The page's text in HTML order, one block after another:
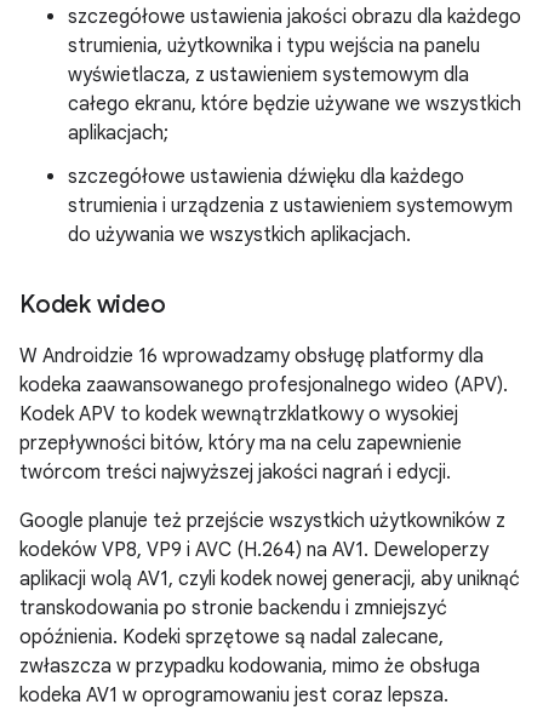
szczegółowe ustawienia jakości obrazu dla każdego
strumienia, użytkownika i typu wejścia na panelu
wyświetlacza, z ustawieniem systemowym dla
całego ekranu, które będzie używane we wszystkich
aplikacjach;
szczegółowe ustawienia dźwięku dla każdego
strumienia i urządzenia z ustawieniem systemowym
do używania we wszystkich aplikacjach.
Kodek wideo
W Androidzie 16 wprowadzamy obsługę platformy dla
kodeka zaawansowanego profesjonalnego wideo (APV).
Kodek APV to kodek wewnątrzklatkowy o wysokiej
przepływności bitów, który ma na celu zapewnienie
twórcom treści najwyższej jakości nagrań i edycji.
Google planuje też przejście wszystkich użytkowników z
kodeków VP8, VP9 i AVC (H.264) na AV1. Deweloperzy
aplikacji wolą AV1, czyli kodek nowej generacji, aby uniknąć
transkodowania po stronie backendu i zmniejszyć
opóźnienia. Kodeki sprzętowe są nadal zalecane,
zwłaszcza w przypadku kodowania, mimo że obsługa
kodeka AV1 w oprogramowaniu jest coraz lepsza.